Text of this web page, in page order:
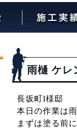
雨樋 ケレ
長坂町I様邸
本日の作業は
まずは塗る前